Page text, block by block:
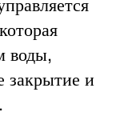
воды,
закрытие и